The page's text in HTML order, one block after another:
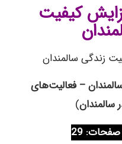
کیفیت
زندگی سالمندان
– فعالیت‌های
سالمندان)
29